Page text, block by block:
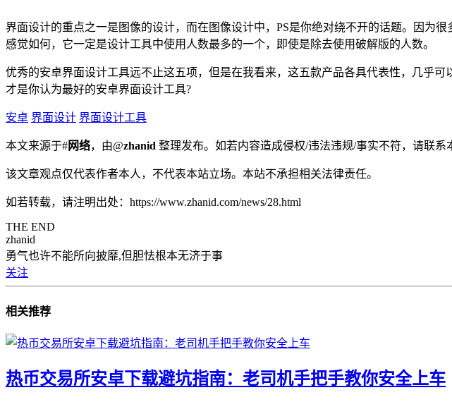
界面设计的重点之一是图像的设计，而在图像设计中，PS是你绝对绕不开的话题。因为
感觉如何，它一定是设计工具中使用人数最多的一个，即使是除去使用破解版的人数。
优秀的安卓界面设计工具远不止这五项，但是在我看来，这五款产品各具代表性，几乎
才是你认为最好的安卓界面设计工具?
安卓 界面设计 界面设计工具
本文来源于#网络，由@zhanid 整理发布。如若内容造成侵权/违法违规/事实不符，请联系
该文章观点仅代表作者本人，不代表本站立场。本站不承担相关法律责任。
如若转载，请注明出处：https://www.zhanid.com/news/28.html
THE END
zhanid
勇气也许不能所向披靡,但胆怯根本无济于事
关注
相关推荐
热币交易所安卓下载避坑指南：老司机手把手教你安全上车